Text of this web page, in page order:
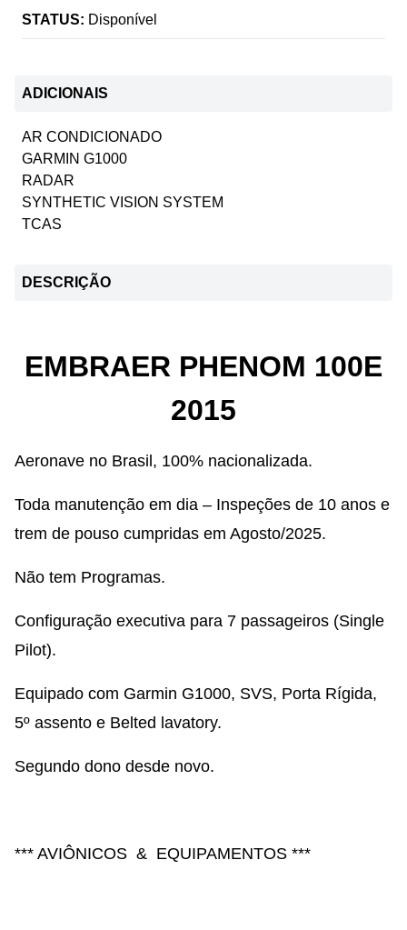
STATUS: Disponível
ADICIONAIS
AR CONDICIONADO
GARMIN G1000
RADAR
SYNTHETIC VISION SYSTEM
TCAS
DESCRIÇÃO
EMBRAER PHENOM 100E
2015
Aeronave no Brasil, 100% nacionalizada.
Toda manutenção em dia – Inspeções de 10 anos e
trem de pouso cumpridas em Agosto/2025.
Não tem Programas.
Configuração executiva para 7 passageiros (Single
Pilot).
Equipado com Garmin G1000, SVS, Porta Rígida,
5º assento e Belted lavatory.
Segundo dono desde novo.
*** AVIÔNICOS & EQUIPAMENTOS ***